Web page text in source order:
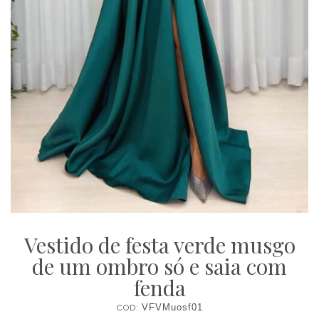
Vestido de festa verde musgo
de um ombro só e saia com
fenda
COD: VFVMuosf01